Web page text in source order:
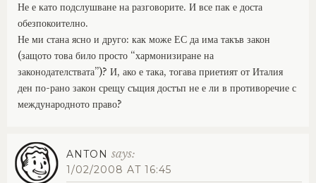
Не е като подслушване на разговорите. И все пак е доста
обезпокоително.
Не ми стана ясно и друго: как може ЕС да има такъв закон
(защото това било просто “хармонизиране на
законодателствата”)? И, ако е така, тогава приетият от Италия
ден по-рано закон срещу същия достъп не е ли в противоречие с
международното право?
ANTON says:
1/02/2008 AT 16:45